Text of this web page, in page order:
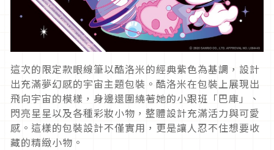
這次的限定款眼線筆以酷洛米的經典紫色為基調，設計
出充滿夢幻感的宇宙主題包裝。酷洛米在包裝上展現出
飛向宇宙的模樣，身邊還圍繞著她的小跟班「巴庫」、
閃亮星星以及各種彩妝小物，整體設計充滿活力與可愛
感。這樣的包裝設計不僅實用，更是讓人忍不住想要收
藏的精緻小物。